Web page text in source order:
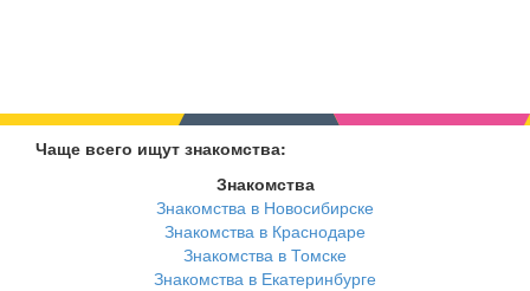
Чаще всего ищут знакомства:
Знакомства
Знакомства в Новосибирске
Знакомства в Краснодаре
Знакомства в Томске
Знакомства в Екатеринбурге